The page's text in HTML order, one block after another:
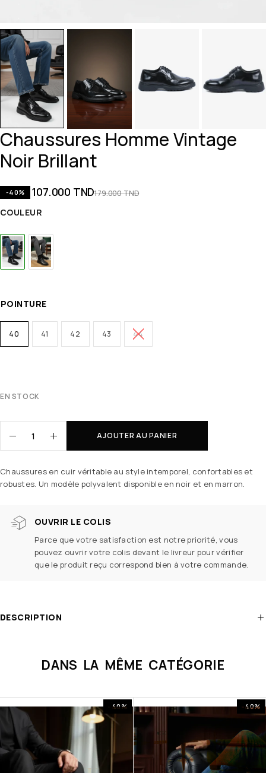
Chaussures Homme Vintage
Noir Brillant
-40% 179.000TND
107.000 TND
COULEUR
POINTURE
40 41 42 43 44
EN STOCK
AJOUTER AU PANIER
Chaussures en cuir véritable au style intemporel, confortables et
robustes. Un modèle polyvalent disponible en noir et en marron.
OUVRIR LE COLIS
Parce que votre satisfaction est notre priorité, vous
pouvez ouvrir votre colis devant le livreur pour vérifier
que le produit reçu correspond bien à votre commande.
DESCRIPTION
DANS LA MÊME CATÉGORIE
-40% -40%